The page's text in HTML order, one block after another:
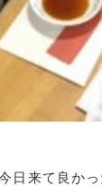
った